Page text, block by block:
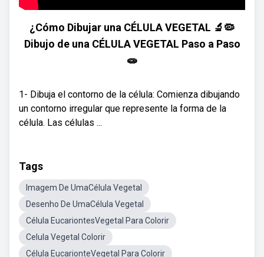
¿Cómo Dibujar una CÉLULA VEGETAL 🔬🦠
Dibujo de una CÉLULA VEGETAL Paso a Paso
🧫
1- Dibuja el contorno de la célula: Comienza dibujando
un contorno irregular que represente la forma de la
célula. Las células ...
Tags
Imagem De UmaCélula Vegetal
Desenho De UmaCélula Vegetal
Célula EucariontesVegetal Para Colorir
Celula Vegetal Colorir
Célula EucarionteVegetal Para Colorir